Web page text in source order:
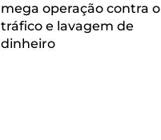
mega operação contra o
tráfico e lavagem de
dinheiro